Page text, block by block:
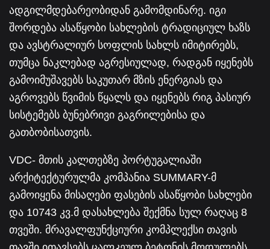
ადგილმდებარეობიდან გამომდინარე. იგი
შორდება ასაწყობი სახლების ტრადიციულ ხაზს
და ავსტრალიურ სოფლის სახლს იმიტირებს,
თუმცა ნაკლებად აგრესიულად, რადგან იყენებს
გამოიმუშავებს საკუთარ მზის ენერგიას და
აგროვებს წვიმის წყალს და იყენებს რიგ პასიურ
სისტემებს ბუნებრივი გაგრილებისა და
გათბობისათვის.
VDC- მთის კალთებზე პორტუგალიაში
არქიტექტურულმა კომპანია SUMMARY-მ
გამოიყენა მისაღები ფასების ასაწყობი სახლები
და 10743 კვ.მ დასახლება შექმნა სულ რაღაც 8
თვეში. მრავალფუნქციური კომპლექსი თავის